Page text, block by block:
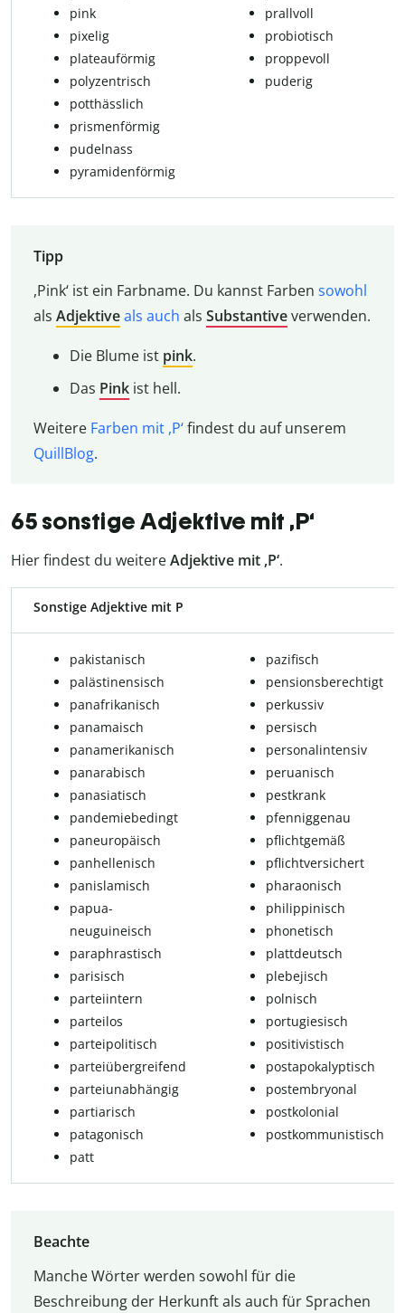
pink
pixelig
pla­teau­för­mig
polyzentrisch
potthässlich
prismenförmig
pudelnass
py­ra­mi­den­för­mig
prall­voll
pro­bio­tisch
proppevoll
puderig
Tipp
,Pink‘ ist ein Farbname. Du kannst Farben sowohl
als Adjektiveals auch als Substantiveverwenden.
Die Blume ist pink.
Das Pinkist hell.
Weitere Farben mit ,P‘findest du auf unserem
QuillBlog.
65 sonstige Adjektive mit ,P‘
Hier findest du weitereAdjektive mit ,P‘.
Sonstige Adjektive mit P
pakistanisch
pa­läs­ti­nen­sisch
pan­af­ri­ka­nisch
pa­na­ma­isch
panamerikanisch
panarabisch
pan­asi­a­tisch
pandemiebedingt
paneuropäisch
panhellenisch
panislamisch
papua-
neuguineisch
paraphrastisch
pa­ri­sisch
parteiintern
parteilos
parteipolitisch
parteiübergreifend
par­tei­un­ab­hän­gig
partiarisch
patagonisch
patt
pazifisch
pen­si­ons­be­rech­tigt
perkussiv
per­sisch
per­so­nal­in­ten­siv
peruanisch
pestkrank
pfenniggenau
pflicht­ge­mäß
pflichtversichert
pharaonisch
phi­l­ip­pi­nisch
phonetisch
plattdeutsch
ple­be­jisch
polnisch
portugiesisch
positivistisch
postapokalyptisch
post­em­b­ry­o­nal
post­ko­lo­ni­al
postkommunistisch
Beachte
Manche Wörter werden sowohl für die
Beschreibung der Herkunft als auch für Sprachen